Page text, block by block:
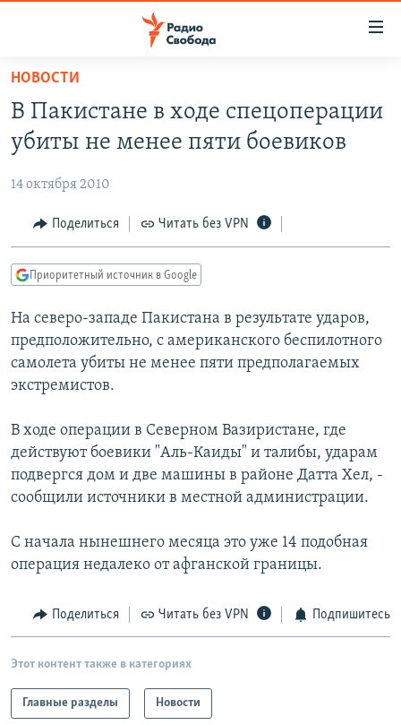
упрощенного
доступа
Вернуться
основному
Вернутся
главной
навигации
Вернутся
поиску
ПОДКАСТЫ
ЦИТАТЫ СВОБОДЫ
МНЕНИЯ
IDEL.РЕАЛИИ
КАВКАЗ.РЕАЛИИ
СЕВЕР.РЕАЛИИ
СИБИРЬ.РЕАЛИИ
ПОДПИШИТЕСЬ НА РАССЫЛКУ
СОЦИАЛЬНЫЕ СЕТИ
Все сайты РСЕ/РС
НОВОСТИ
В Пакистане в ходе спецоперации
убиты не менее пяти боевиков
14 октября 2010
Поделиться Читать без VPN
Приоритетный источник в Google
На северо-западе Пакистана в результате ударов,
предположительно, с американского беспилотного
самолета убиты не менее пяти предполагаемых
экстремистов.
В ходе операции в Северном Вазиристане, где
действуют боевики "Аль-Каиды" и талибы, ударам
подвергся дом и две машины в районе Датта Хел, -
сообщили источники в местной администрации.
С начала нынешнего месяца это уже 14 подобная
операция недалеко от афганской границы.
Поделиться Читать без VPN Подпишитесь
Этот контент также в категориях
Главные разделы Новости